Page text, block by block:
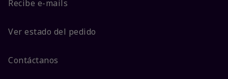
Recibe e-mails
Ver estado del pedido
Contáctanos